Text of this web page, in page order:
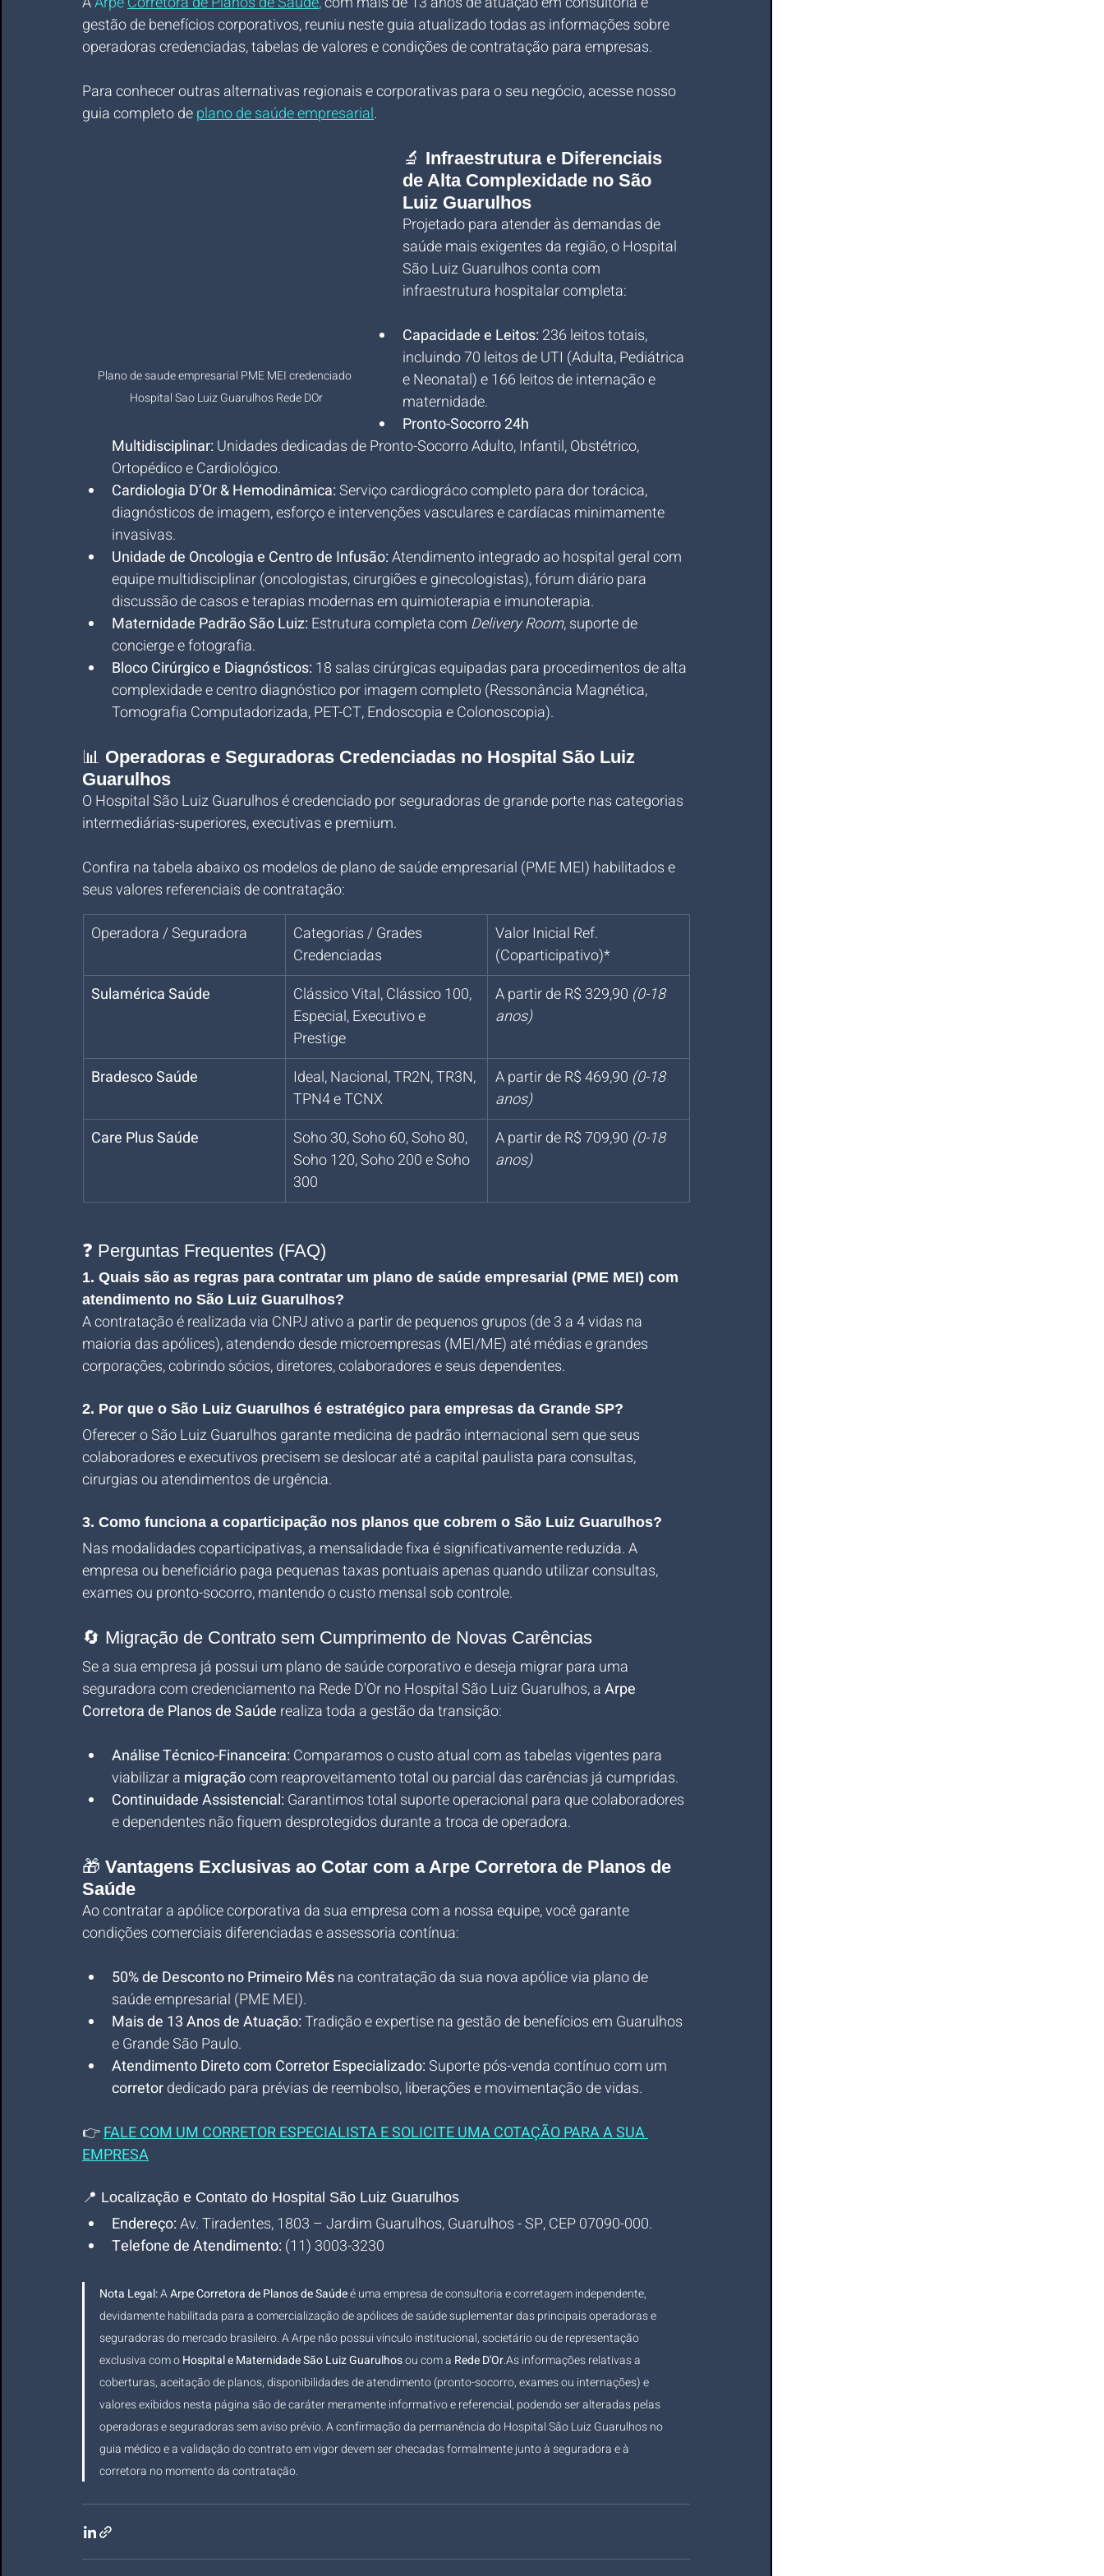
gestão de benefícios corporativos, reuniu neste guia atualizado todas as informações sobre
operadoras credenciadas, tabelas de valores e condições de contratação para empresas.
Para conhecer outras alternativas regionais e corporativas para o seu negócio, acesse nosso
guia completo de plano de saúde empresarial.
Plano de saude empresarial PME MEI credenciado
Hospital Sao Luiz Guarulhos Rede DOr
🔬 Infraestrutura e Diferenciais
de Alta Complexidade no São
Luiz Guarulhos
Projetado para atender às demandas de
saúde mais exigentes da região, o Hospital
São Luiz Guarulhos conta com
infraestrutura hospitalar completa:
Capacidade e Leitos: 236 leitos totais,
incluindo 70 leitos de UTI (Adulta, Pediátrica
e Neonatal) e 166 leitos de internação e
maternidade.
Pronto-Socorro 24h
Multidisciplinar: Unidades dedicadas de Pronto-Socorro Adulto, Infantil, Obstétrico,
Ortopédico e Cardiológico.
Cardiologia D’Or & Hemodinâmica: Serviço cardiográco completo para dor torácica,
diagnósticos de imagem, esforço e intervenções vasculares e cardíacas minimamente
invasivas.
Unidade de Oncologia e Centro de Infusão: Atendimento integrado ao hospital geral com
equipe multidisciplinar (oncologistas, cirurgiões e ginecologistas), fórum diário para
discussão de casos e terapias modernas em quimioterapia e imunoterapia.
Maternidade Padrão São Luiz: Estrutura completa com Delivery Room, suporte de
concierge e fotografia.
Bloco Cirúrgico e Diagnósticos: 18 salas cirúrgicas equipadas para procedimentos de alta
complexidade e centro diagnóstico por imagem completo (Ressonância Magnética,
Tomografia Computadorizada, PET-CT, Endoscopia e Colonoscopia).
📊 Operadoras e Seguradoras Credenciadas no Hospital São Luiz
Guarulhos
O Hospital São Luiz Guarulhos é credenciado por seguradoras de grande porte nas categorias
intermediárias-superiores, executivas e premium.
Confira na tabela abaixo os modelos de plano de saúde empresarial (PME MEI) habilitados e
seus valores referenciais de contratação:
Operadora / Seguradora
Categorias / Grades
Credenciadas
Valor Inicial Ref.
(Coparticipativo)*
Sulamérica Saúde
Clássico Vital, Clássico 100,
Especial, Executivo e
Prestige
A partir de R$ 329,90 (0-18
anos)
Bradesco Saúde
Ideal, Nacional, TR2N, TR3N,
TPN4 e TCNX
A partir de R$ 469,90 (0-18
anos)
Care Plus Saúde
Soho 30, Soho 60, Soho 80,
Soho 120, Soho 200 e Soho
300
A partir de R$ 709,90 (0-18
anos)
❓ Perguntas Frequentes (FAQ)
1. Quais são as regras para contratar um plano de saúde empresarial (PME MEI) com
atendimento no São Luiz Guarulhos?
A contratação é realizada via CNPJ ativo a partir de pequenos grupos (de 3 a 4 vidas na
maioria das apólices), atendendo desde microempresas (MEI/ME) até médias e grandes
corporações, cobrindo sócios, diretores, colaboradores e seus dependentes.
2. Por que o São Luiz Guarulhos é estratégico para empresas da Grande SP?
Oferecer o São Luiz Guarulhos garante medicina de padrão internacional sem que seus
colaboradores e executivos precisem se deslocar até a capital paulista para consultas,
cirurgias ou atendimentos de urgência.
3. Como funciona a coparticipação nos planos que cobrem o São Luiz Guarulhos?
Nas modalidades coparticipativas, a mensalidade fixa é significativamente reduzida. A
empresa ou beneficiário paga pequenas taxas pontuais apenas quando utilizar consultas,
exames ou pronto-socorro, mantendo o custo mensal sob controle.
🔄 Migração de Contrato sem Cumprimento de Novas Carências
Se a sua empresa já possui um plano de saúde corporativo e deseja migrar para uma
seguradora com credenciamento na Rede D'Or no Hospital São Luiz Guarulhos, a Arpe
Corretora de Planos de Saúde realiza toda a gestão da transição:
Análise Técnico-Financeira: Comparamos o custo atual com as tabelas vigentes para
viabilizar a migração com reaproveitamento total ou parcial das carências já cumpridas.
Continuidade Assistencial: Garantimos total suporte operacional para que colaboradores
e dependentes não fiquem desprotegidos durante a troca de operadora.
🎁 Vantagens Exclusivas ao Cotar com a Arpe Corretora de Planos de
Saúde
Ao contratar a apólice corporativa da sua empresa com a nossa equipe, você garante
condições comerciais diferenciadas e assessoria contínua:
50% de Desconto no Primeiro Mês na contratação da sua nova apólice via plano de
saúde empresarial (PME MEI).
Mais de 13 Anos de Atuação: Tradição e expertise na gestão de benefícios em Guarulhos
e Grande São Paulo.
Atendimento Direto com Corretor Especializado: Suporte pós-venda contínuo com um
corretor dedicado para prévias de reembolso, liberações e movimentação de vidas.
👉FALE COM UM CORRETOR ESPECIALISTA E SOLICITE UMA COTAÇÃO PARA A SUA
EMPRESA
📍 Localização e Contato do Hospital São Luiz Guarulhos
Endereço: Av. Tiradentes, 1803 – Jardim Guarulhos, Guarulhos - SP, CEP 07090-000.
Telefone de Atendimento: (11) 3003-3230
Nota Legal: A Arpe Corretora de Planos de Saúde é uma empresa de consultoria e corretagem independente,
devidamente habilitada para a comercialização de apólices de saúde suplementar das principais operadoras e
seguradoras do mercado brasileiro. A Arpe não possui vínculo institucional, societário ou de representação
exclusiva com o Hospital e Maternidade São Luiz Guarulhos ou com a Rede D'Or.As informações relativas a
coberturas, aceitação de planos, disponibilidades de atendimento (pronto-socorro, exames ou internações) e
valores exibidos nesta página são de caráter meramente informativo e referencial, podendo ser alteradas pelas
operadoras e seguradoras sem aviso prévio. A confirmação da permanência do Hospital São Luiz Guarulhos no
guia médico e a validação do contrato em vigor devem ser checadas formalmente junto à seguradora e à
corretora no momento da contratação.